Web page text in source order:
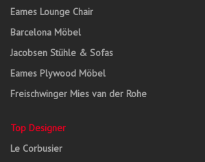
Eames Lounge Chair
Barcelona Möbel
Jacobsen Stühle & Sofas
Eames Plywood Möbel
Freischwinger Mies van der Rohe
Top Designer
Le Corbusier